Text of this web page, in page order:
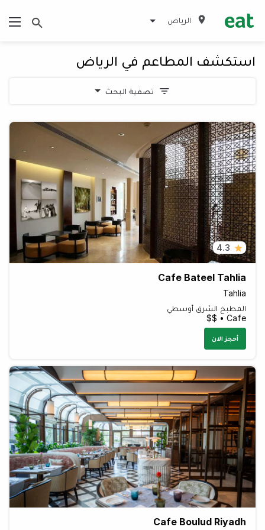
الرياض
استكشف المطاعم في الرياض
تصفية البحث
4.3
Cafe Bateel Tahlia
Tahlia
المطبخ الشرق أوسطي
Cafe • $$
أحجز الان
Cafe Boulud Riyadh